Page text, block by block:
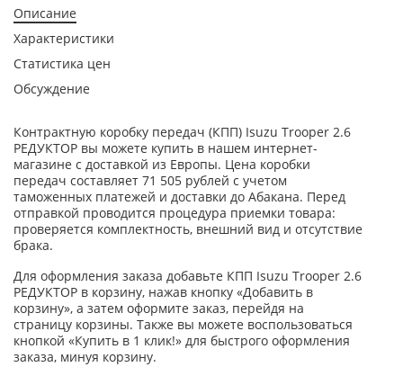
Описание
Характеристики
Статистика цен
Обсуждение
Контрактную коробку передач (КПП) Isuzu Trooper 2.6
РЕДУКТОР вы можете купить в нашем интернет-
магазине с доставкой из Европы. Цена коробки
передач составляет 71 505 рублей с учетом
таможенных платежей и доставки до Абакана. Перед
отправкой проводится процедура приемки товара:
проверяется комплектность, внешний вид и отсутствие
брака.
Для оформления заказа добавьте КПП Isuzu Trooper 2.6
РЕДУКТОР в корзину, нажав кнопку «Добавить в
корзину», а затем оформите заказ, перейдя на
страницу корзины. Также вы можете воспользоваться
кнопкой «Купить в 1 клик!» для быстрого оформления
заказа, минуя корзину.